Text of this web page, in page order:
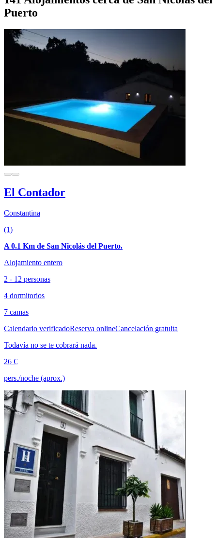
Puerto
El Contador
Constantina
(1)
A 0.1 Km de San Nicolás del Puerto.
Alojamiento entero
2 - 12 personas
4 dormitorios
7 camas
Calendario verificadoReserva onlineCancelación gratuita
Todavía no se te cobrará nada.
26 €
pers./noche (aprox.)